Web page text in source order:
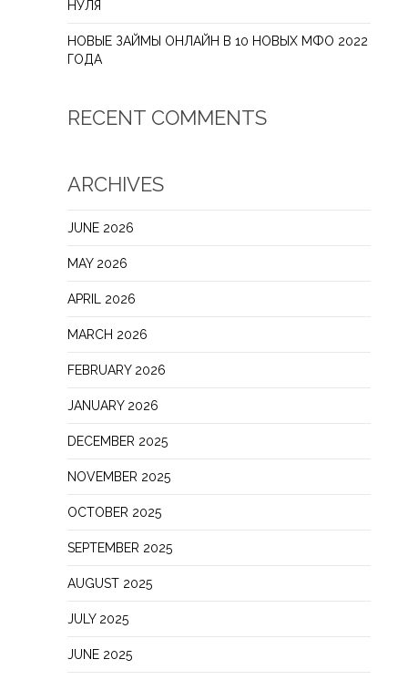
НУЛЯ
НОВЫЕ ЗАЙМЫ ОНЛАЙН В 10 НОВЫХ МФО 2022
ГОДА
RECENT COMMENTS
ARCHIVES
JUNE 2026
MAY 2026
APRIL 2026
MARCH 2026
FEBRUARY 2026
JANUARY 2026
DECEMBER 2025
NOVEMBER 2025
OCTOBER 2025
SEPTEMBER 2025
AUGUST 2025
JULY 2025
JUNE 2025